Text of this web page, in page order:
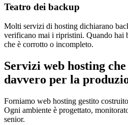
Teatro dei backup
Molti servizi di hosting dichiarano
verificano mai i ripristini. Quando hai
che è corrotto o incompleto.
Servizi web hosting
davvero per la
Forniamo web hosting gestito
Ogni ambiente è progettato,
senior.